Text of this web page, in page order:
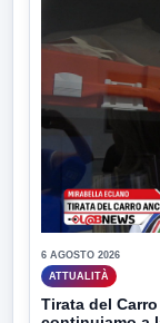
6 AGOSTO 2026
ATTUALITÀ
Tirata del